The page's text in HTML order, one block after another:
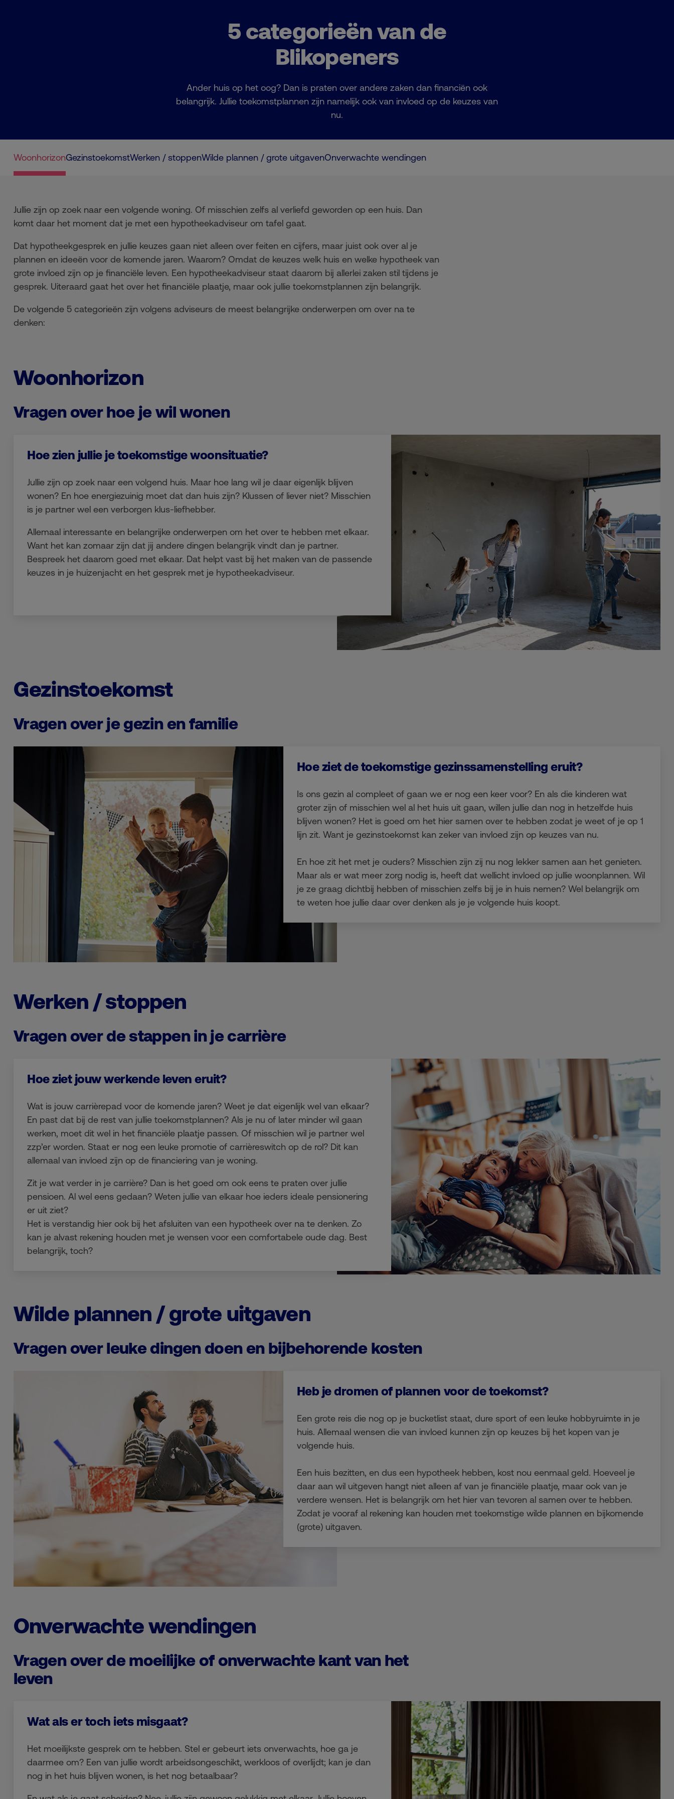
5 categorieën van de
Blikopeners
Ander huis op het oog? Dan is praten over andere zaken dan financiën ook
belangrijk. Jullie toekomstplannen zijn namelijk ook van invloed op de keuzes van
nu.
WoonhorizonGezinstoekomstWerken / stoppenWilde plannen / grote uitgavenOnverwachte wendingen
Jullie zijn op zoek naar een volgende woning. Of misschien zelfs al verliefd geworden op een huis. Dan
komt daar het moment dat je met een hypotheekadviseur om tafel gaat.
Dat hypotheekgesprek en jullie keuzes gaan niet alleen over feiten en cijfers, maar juist ook over al je
plannen en ideeën voor de komende jaren. Waarom? Omdat de keuzes welk huis en welke hypotheek van
grote invloed zijn op je financiële leven. Een hypotheekadviseur staat daarom bij allerlei zaken stil tijdens je
gesprek. Uiteraard gaat het over het financiële plaatje, maar ook jullie toekomstplannen zijn belangrijk.
De volgende 5 categorieën zijn volgens adviseurs de meest belangrijke onderwerpen om over na te
denken:
Woonhorizon
Vragen over hoe je wil wonen
Hoe zien jullie je toekomstige woonsituatie?
Jullie zijn op zoek naar een volgend huis. Maar hoe lang wil je daar eigenlijk blijven
wonen? En hoe energiezuinig moet dat dan huis zijn? Klussen of liever niet? Misschien
is je partner wel een verborgen klus-liefhebber.
Allemaal interessante en belangrijke onderwerpen om het over te hebben met elkaar.
Want het kan zomaar zijn dat jij andere dingen belangrijk vindt dan je partner.
Bespreek het daarom goed met elkaar. Dat helpt vast bij het maken van de passende
keuzes in je huizenjacht en het gesprek met je hypotheekadviseur.
Gezinstoekomst
Vragen over je gezin en familie
Hoe ziet de toekomstige gezinssamenstelling eruit?
Is ons gezin al compleet of gaan we er nog een keer voor? En als die kinderen wat
groter zijn of misschien wel al het huis uit gaan, willen jullie dan nog in hetzelfde huis
blijven wonen? Het is goed om het hier samen over te hebben zodat je weet of je op 1
lijn zit. Want je gezinstoekomst kan zeker van invloed zijn op keuzes van nu.
En hoe zit het met je ouders? Misschien zijn zij nu nog lekker samen aan het genieten.
Maar als er wat meer zorg nodig is, heeft dat wellicht invloed op jullie woonplannen. Wil
je ze graag dichtbij hebben of misschien zelfs bij je in huis nemen? Wel belangrijk om
te weten hoe jullie daar over denken als je je volgende huis koopt.
Werken / stoppen
Vragen over de stappen in je carrière
Hoe ziet jouw werkende leven eruit?
Wat is jouw carrièrepad voor de komende jaren? Weet je dat eigenlijk wel van elkaar?
En past dat bij de rest van jullie toekomstplannen? Als je nu of later minder wil gaan
werken, moet dit wel in het financiële plaatje passen. Of misschien wil je partner wel
zzp’er worden. Staat er nog een leuke promotie of carrièreswitch op de rol? Dit kan
allemaal van invloed zijn op de financiering van je woning.
Zit je wat verder in je carrière? Dan is het goed om ook eens te praten over jullie
pensioen. Al wel eens gedaan? Weten jullie van elkaar hoe ieders ideale pensionering
er uit ziet?
Het is verstandig hier ook bij het afsluiten van een hypotheek over na te denken. Zo
kan je alvast rekening houden met je wensen voor een comfortabele oude dag. Best
belangrijk, toch?
Wilde plannen / grote uitgaven
Vragen over leuke dingen doen en bijbehorende kosten
Heb je dromen of plannen voor de toekomst?
Een grote reis die nog op je bucketlist staat, dure sport of een leuke hobbyruimte in je
huis. Allemaal wensen die van invloed kunnen zijn op keuzes bij het kopen van je
volgende huis.
Een huis bezitten, en dus een hypotheek hebben, kost nou eenmaal geld. Hoeveel je
daar aan wil uitgeven hangt niet alleen af van je financiële plaatje, maar ook van je
verdere wensen. Het is belangrijk om het hier van tevoren al samen over te hebben.
Zodat je vooraf al rekening kan houden met toekomstige wilde plannen en bijkomende
(grote) uitgaven.
Onverwachte wendingen
Vragen over de moeilijke of onverwachte kant van het
leven
Wat als er toch iets misgaat?
Het moeilijkste gesprek om te hebben. Stel er gebeurt iets onverwachts, hoe ga je
daarmee om? Een van jullie wordt arbeidsongeschikt, werkloos of overlijdt; kan je dan
nog in het huis blijven wonen, is het nog betaalbaar?